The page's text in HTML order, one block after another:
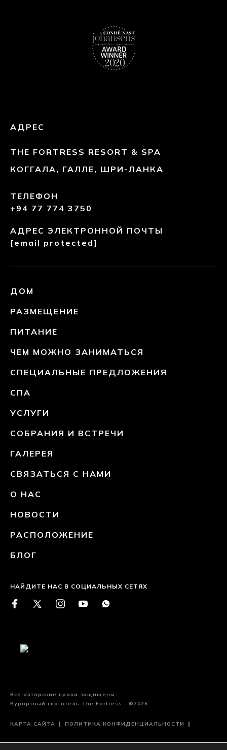
АДРЕС
THE FORTRESS RESORT & SPA
КОГГАЛА, ГАЛЛЕ, ШРИ-ЛАНКА
ТЕЛЕФОН
+94 77 774 3750
АДРЕС ЭЛЕКТРОННОЙ ПОЧТЫ
[email protected]
ДОМ
РАЗМЕЩЕНИЕ
ПИТАНИЕ
ЧЕМ МОЖНО ЗАНИМАТЬСЯ
СПЕЦИАЛЬНЫЕ ПРЕДЛОЖЕНИЯ
СПА
УСЛУГИ
СОБРАНИЯ И ВСТРЕЧИ
ГАЛЕРЕЯ
СВЯЗАТЬСЯ С НАМИ
О НАС
НОВОСТИ
РАСПОЛОЖЕНИЕ
БЛОГ
НАЙДИТЕ НАС В СОЦИАЛЬНЫХ СЕТЯХ
Все авторские права защищены
Курортный спа-отель The Fortress - ©2026
КАРТА САЙТА ПОЛИТИКА КОНФИДЕНЦИАЛЬНОСТИ
УСЛОВИЯ ЭКСПЛУАТАЦИИ